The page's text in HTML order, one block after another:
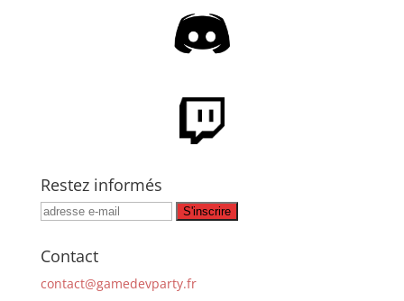
Restez informés
Contact
contact@gamedevparty.fr